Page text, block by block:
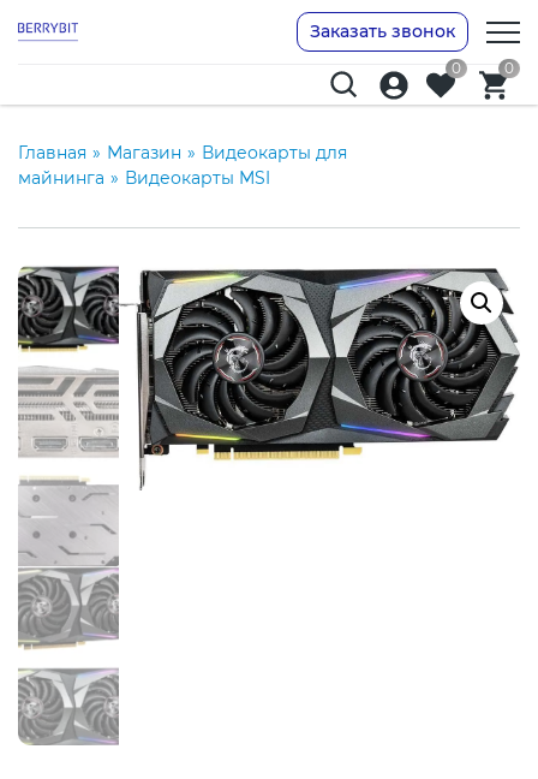
Заказать звонок
0 0
Главная » Магазин » Видеокарты для
майнинга » Видеокарты MSI